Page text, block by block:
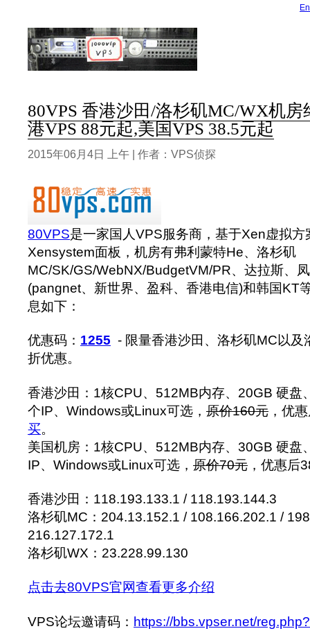
80VPS 香港沙田/洛杉矶MC/WX机房
港VPS 88元起,美国VPS 38.5元起
2015年06月4日 上午 | 作者：VPS侦探
80VPS是一家国人VPS服务商，基于Xen虚拟方
Xensystem面板，机房有弗利蒙特He、洛杉矶
MC/SK/GS/WebNX/BudgetVM/PR、达拉斯、
(pangnet、新世界、盈科、香港电信)和韩国KT
息如下：
优惠码： 1255 - 限量香港沙田、洛杉矶MC以及
折优惠。
香港沙田：1核CPU、512MB内存、20GB 硬盘
个IP、Windows或Linux可选， 原价160元 ，优
买。
美国机房：1核CPU、512MB内存、30GB 硬盘
IP、Windows或Linux可选， 原价70元 ，优惠后
香港沙田：118.193.133.1 / 118.193.144.3
洛杉矶MC：204.13.152.1 / 108.166.202.1 /
216.127.172.1
洛杉矶WX：23.228.99.130
点击去80VPS官网查看更多介绍
VPS论坛邀请码： https://bbs.vpser.net/reg.php?